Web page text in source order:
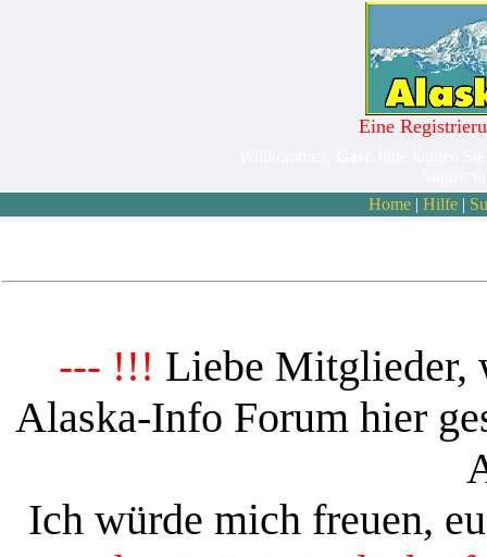
Eine
Home| Hilfe|
--- !!! Liebe Mitglieder,
Alaska-Info Forum hier
Ich würde mich freuen,